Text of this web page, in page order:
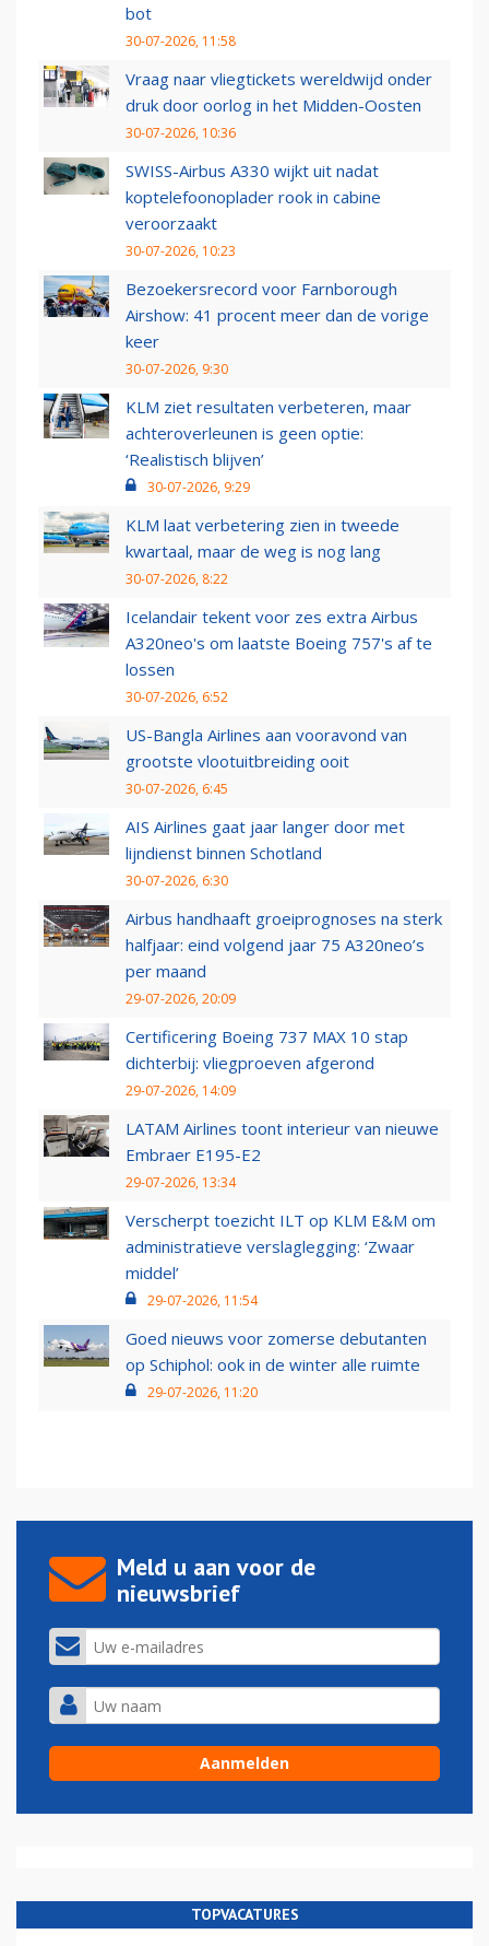
bot
30-07-2026, 11:58
Vraag naar vliegtickets wereldwijd onder
druk door oorlog in het Midden-Oosten
30-07-2026, 10:36
SWISS-Airbus A330 wijkt uit nadat
koptelefoonoplader rook in cabine
veroorzaakt
30-07-2026, 10:23
Bezoekersrecord voor Farnborough
Airshow: 41 procent meer dan de vorige
keer
30-07-2026, 9:30
KLM ziet resultaten verbeteren, maar
achteroverleunen is geen optie:
‘Realistisch blijven’
30-07-2026, 9:29
KLM laat verbetering zien in tweede
kwartaal, maar de weg is nog lang
30-07-2026, 8:22
Icelandair tekent voor zes extra Airbus
A320neo's om laatste Boeing 757's af te
lossen
30-07-2026, 6:52
US-Bangla Airlines aan vooravond van
grootste vlootuitbreiding ooit
30-07-2026, 6:45
AIS Airlines gaat jaar langer door met
lijndienst binnen Schotland
30-07-2026, 6:30
Airbus handhaaft groeiprognoses na sterk
halfjaar: eind volgend jaar 75 A320neo’s
per maand
29-07-2026, 20:09
Certificering Boeing 737 MAX 10 stap
dichterbij: vliegproeven afgerond
29-07-2026, 14:09
LATAM Airlines toont interieur van nieuwe
Embraer E195-E2
29-07-2026, 13:34
Verscherpt toezicht ILT op KLM E&M om
administratieve verslaglegging: ‘Zwaar
middel’
29-07-2026, 11:54
Goed nieuws voor zomerse debutanten
op Schiphol: ook in de winter alle ruimte
29-07-2026, 11:20
Meld u aan voor de
nieuwsbrief
TOPVACATURES